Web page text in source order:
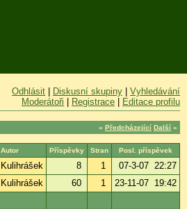
Odhlásit Diskusní skupiny
Vyhledávání
Moderátoři
Registrace Editace profilu
« Předcházející Další »
Autor Příspěvky Stran Posl. příspěvek
Kulihrášek 8 1
07-3-07 22:27
Kulihrášek 60 1 23-11-07 19:42